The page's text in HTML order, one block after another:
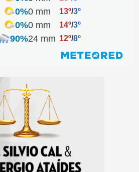
0%0 mm 13º/3º
0%0 mm 14º/3º
90%24 mm 12º/8º